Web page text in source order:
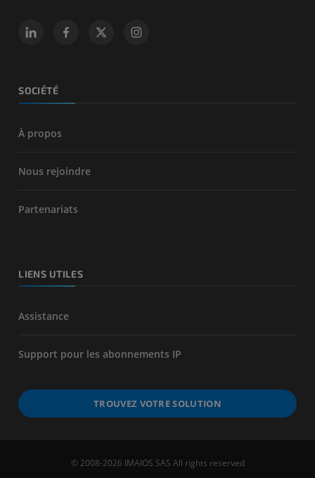
SOCIÉTÉ
À propos
Nous rejoindre
Partenariats
LIENS UTILES
Assistance
Support pour les abonnements IP
TROUVEZ VOTRE SOLUTION
© 2008-2026 IMAIOS SAS All rights reserved